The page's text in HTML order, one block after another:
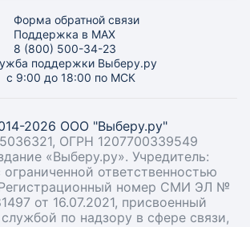
Форма обратной связи
Поддержка в MAX
8 (800) 500-34-23
поддержки Выберу.ру
с 9:00 до 18:00 по МСК
2026 ООО "Выберу.ру"
ОГРН 1207700339549
«Выберу.ру». Учредитель:
ответственностью
номер СМИ ЭЛ №
от 16.07.2021, присвоенный
по надзору в сфере связи,